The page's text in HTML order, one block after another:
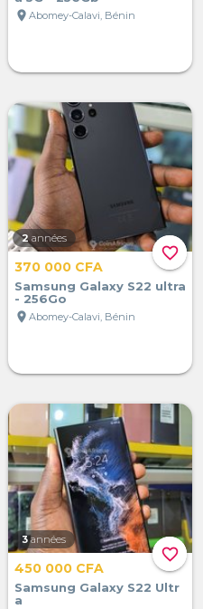
location_on Abomey-Calavi, Bénin
favorite_border
2 années
370 000 CFA
Samsung Galaxy S22 ultra
- 256Go
location_on Abomey-Calavi, Bénin
favorite_border
3 années
450 000 CFA
Samsung Galaxy S22 Ultr
a